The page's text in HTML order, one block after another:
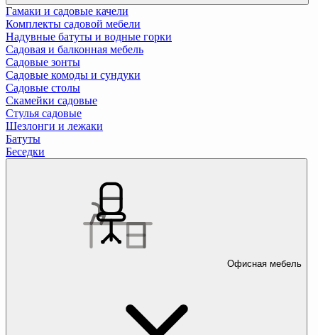
Гамаки и садовые качели
Комплекты садовой мебели
Надувные батуты и водные горки
Садовая и балконная мебель
Садовые зонты
Садовые комоды и сундуки
Садовые столы
Скамейки садовые
Стулья садовые
Шезлонги и лежаки
Батуты
Беседки
Офисная мебель